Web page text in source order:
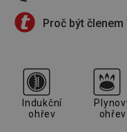
Proč být členem
Indukční
ohřev
ohřev